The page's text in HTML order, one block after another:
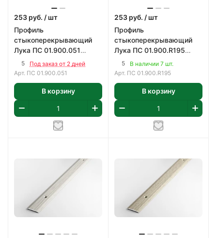
253 руб. / шт
Профиль
стыкоперекрывающий
Лука ПС 01.900.051
900х25 мм
5
Под заказ от 2 дней
Арт. ПС 01.900.051
В корзину
253 руб. / шт
Профиль
стыкоперекрывающий
Лука ПС 01.900.R195
900х25 мм
5
В наличии 7 шт.
Арт. ПС 01.900.R195
В корзину